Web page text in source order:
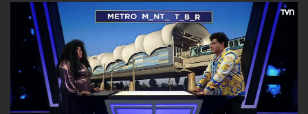
NTV
ACTUALIDAD Y TENDENCIAS
CORPORATIVO Y TRANSPARENCIA